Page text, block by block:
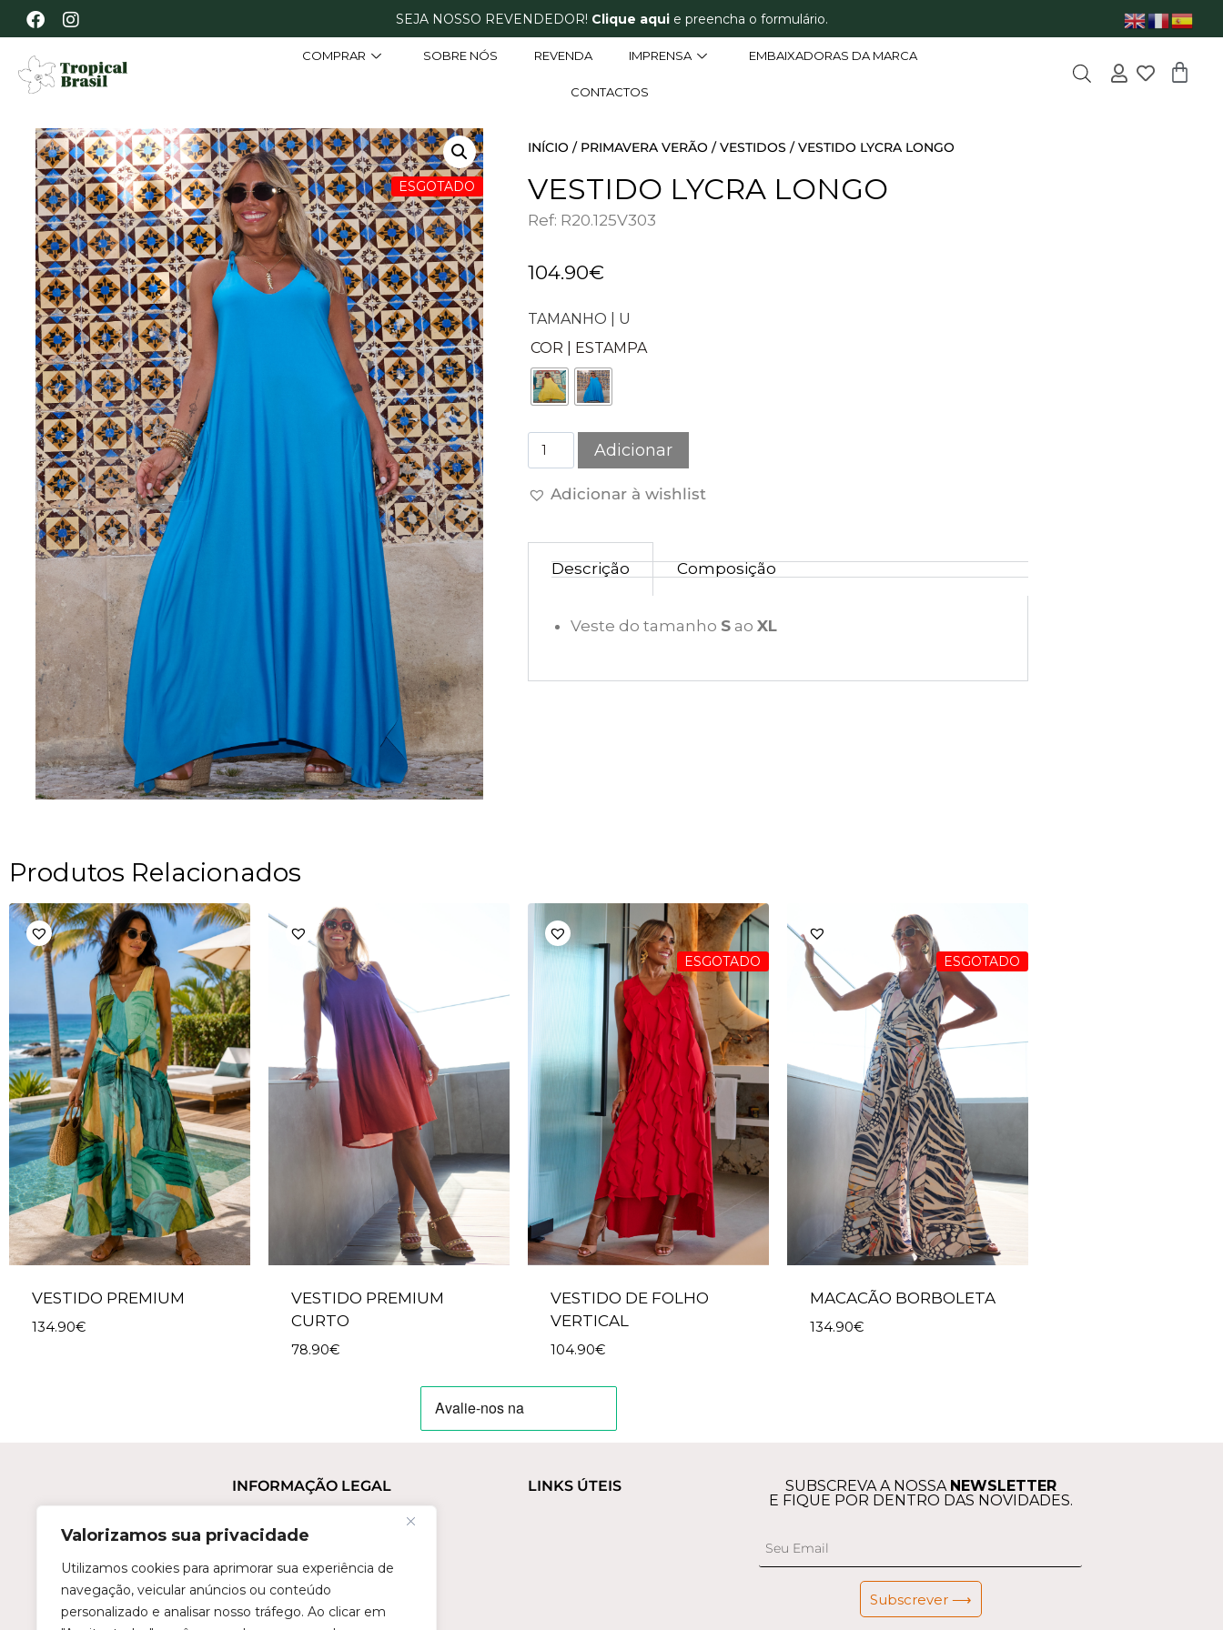
Valorizamos sua privacidade
Utilizamos cookies para aprimorar sua experiência de
navegação, veicular anúncios ou conteúdo
personalizado e analisar nosso tráfego. Ao clicar em
SEJA NOSSO REVENDEDOR! Clique aquie preencha o formulário.
COMPRAR SOBRE NÓS REVENDA IMPRENSA EMBAIXADORAS DA MARCA
CONTACTOS
ESGOTADO
INÍCIO / PRIMAVERA VERÃO /VESTIDOS / VESTIDO LYCRA LONGO
VESTIDO LYCRA LONGO
Ref: R20.125V303
104.90€
TAMANHO | U
COR | ESTAMPA
Adicionar
Adicionar à wishlist
Descrição Composição
Veste do tamanho Sao XL
Produtos Relacionados
VESTIDO PREMIUM
134.90€
VESTIDO PREMIUM
CURTO
78.90€
ESGOTADO
VESTIDO DE FOLHO
VERTICAL
104.90€
ESGOTADO
MACACÃO BORBOLETA
134.90€
INFORMAÇÃO LEGAL
Política de Privacidade
Trocas e Devoluções
Perguntas Frequentes
Condições de Revenda
LINKS ÚTEIS SUBSCREVA A NOSSA NEWSLETTER
E FIQUE POR DENTRO DAS NOVIDADES.
Subscrever ⟶